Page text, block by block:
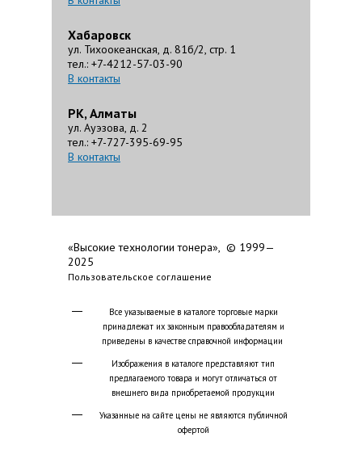
Хабаровск
ул. Тихоокеанская, д. 81б/2, стр. 1
тел.: +7-4212-57-03-90
В контакты
РК, Алматы
ул. Ауэзова, д. 2
тел.: +7-727-395-69-95
В контакты
«Высокие технологии тонера», © 1999—
2025
Пользовательское соглашение
Все указываемые в каталоге торговые марки
принадлежат их законным правообладателям и
приведены в качестве справочной информации
Изображения в каталоге представляют тип
предлагаемого товара и могут отличаться от
внешнего вида приобретаемой продукции
Указанные на сайте цены не являются публичной
офертой